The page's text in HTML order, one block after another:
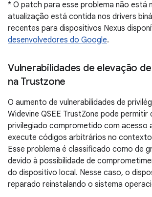
* O patch para esse problema não está
atualização está contida nos drivers
recentes para dispositivos Nexus
desenvolvedores do Google.
Vulnerabilidades de elevação
na Trustzone
O aumento de vulnerabilidades de
Widevine QSEE TrustZone pode permitir
privilegiado comprometido com acesso
execute códigos arbitrários no
Esse problema é classificado como de
devido à possibilidade de
do dispositivo local. Nesse caso, o
reparado reinstalando o sistema